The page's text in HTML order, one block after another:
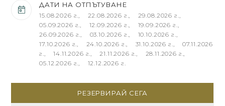
ДАТИ НА ОТПЪТУВАНЕ
15.08.2026 г., 22.08.2026 г., 29.08.2026 г.,
05.09.2026 г., 12.09.2026 г., 19.09.2026 г.,
26.09.2026 г., 03.10.2026 г., 10.10.2026 г.,
17.10.2026 г., 24.10.2026 г., 31.10.2026 г., 07.11.2026
г., 14.11.2026 г., 21.11.2026 г., 28.11.2026 г.,
05.12.2026 г., 12.12.2026 г.
РЕЗЕРВИРАЙ СЕГА